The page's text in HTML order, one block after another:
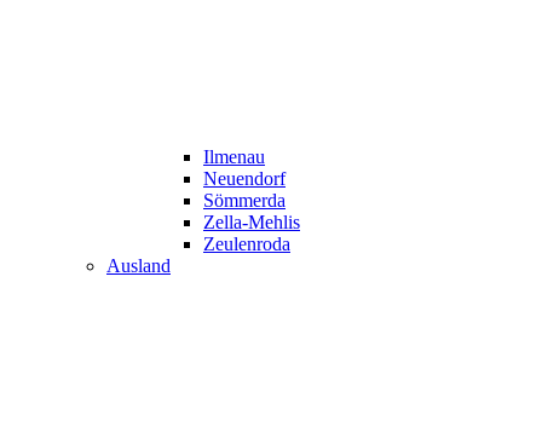
Ilmenau
Neuendorf
Sömmerda
Zella-Mehlis
Zeulenroda
Ausland